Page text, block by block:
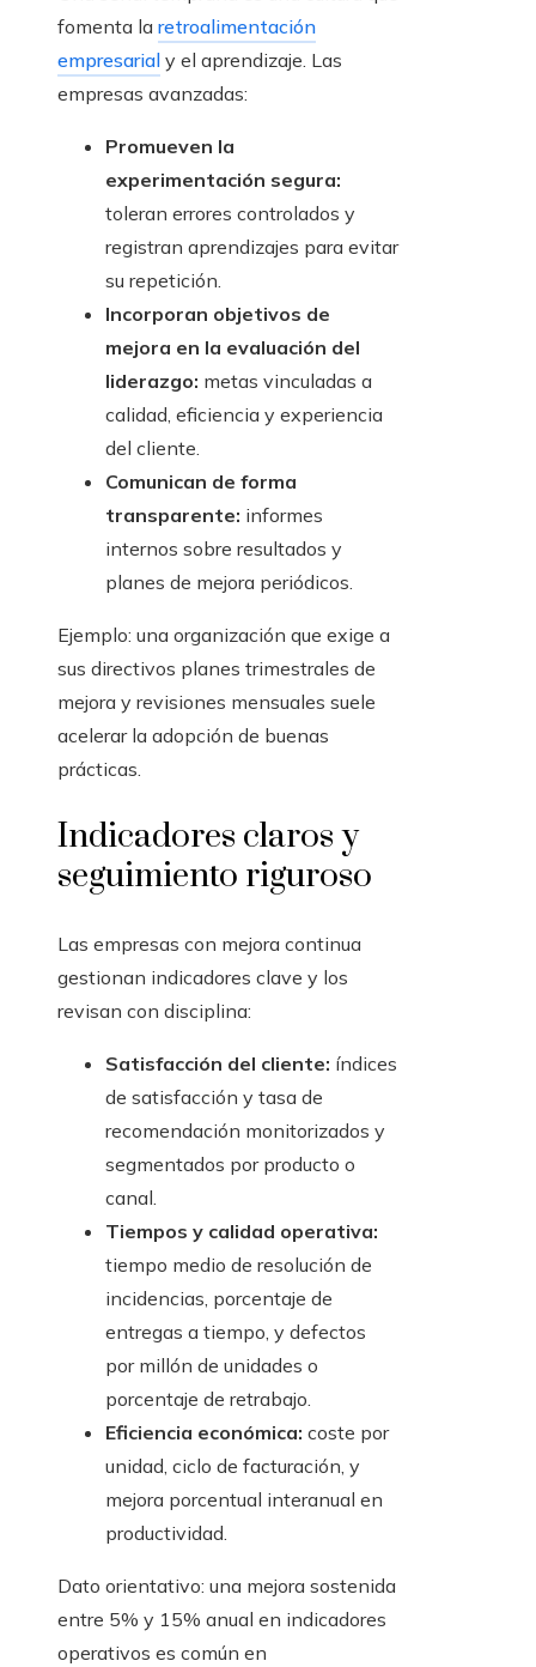
fomenta la retroalimentación
empresarial y el aprendizaje. Las
empresas avanzadas:
Promueven la
experimentación segura:
toleran errores controlados y
registran aprendizajes para evitar
su repetición.
Incorporan objetivos de
mejora en la evaluación del
liderazgo: metas vinculadas a
calidad, eficiencia y experiencia
del cliente.
Comunican de forma
transparente: informes
internos sobre resultados y
planes de mejora periódicos.
Ejemplo: una organización que exige a
sus directivos planes trimestrales de
mejora y revisiones mensuales suele
acelerar la adopción de buenas
prácticas.
Indicadores claros y
seguimiento riguroso
Las empresas con mejora continua
gestionan indicadores clave y los
revisan con disciplina:
Satisfacción del cliente: índices
de satisfacción y tasa de
recomendación monitorizados y
segmentados por producto o
canal.
Tiempos y calidad operativa:
tiempo medio de resolución de
incidencias, porcentaje de
entregas a tiempo, y defectos
por millón de unidades o
porcentaje de retrabajo.
Eficiencia económica: coste por
unidad, ciclo de facturación, y
mejora porcentual interanual en
productividad.
Dato orientativo: una mejora sostenida
entre 5% y 15% anual en indicadores
operativos es común en